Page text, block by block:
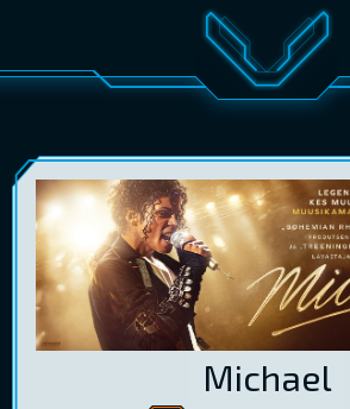
FILMID
KONVERENTS V-
Michael